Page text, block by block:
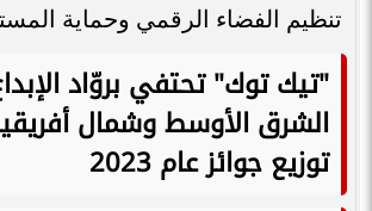
تنظيم الفضاء الرقمي وحماية
"تيك توك" تحتفي بروّاد
الشرق الأوسط وشمال
توزيع جوائز عام 2023